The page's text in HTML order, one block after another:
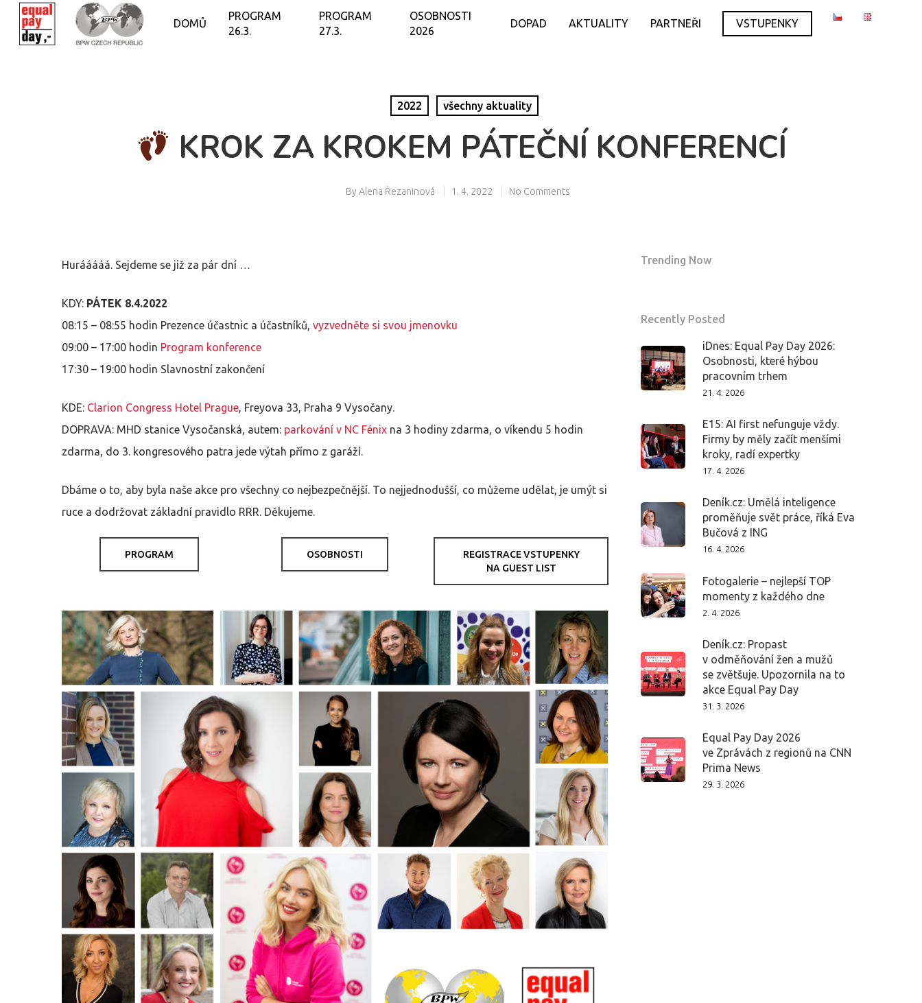
DOMŮ
PROGRAM
26.3.
PROGRAM
27.3.
OSOBNOSTI
2026
DOPAD AKTUALITY PARTNEŘI VSTUPENKY
2022 všechny aktuality
KROK ZA KROKEM PÁTEČNÍ KONFERENCÍ
By Alena Řezaninová 1. 4. 2022 No Comments
Hurááááá. Sejdeme se již za pár dní …
KDY: PÁTEK 8.4.2022
08:15 – 08:55 hodin Prezence účastnic a účastníků, vyzvedněte si svou jmenovku
09:00 – 17:00 hodin Program konference
17:30 – 19:00 hodin Slavnostní zakončení
KDE: Clarion Congress Hotel Prague, Freyova 33, Praha 9 Vysočany.
DOPRAVA: MHD stanice Vysočanská, autem: parkování v NC Fénix na 3 hodiny zdarma, o víkendu 5 hodin
zdarma, do 3. kongresového patra jede výtah přímo z garáží.
Dbáme o to, aby byla naše akce pro všechny co nejbezpečnější. To nejjednodušší, co můžeme udělat, je umýt si
ruce a dodržovat základní pravidlo RRR. Děkujeme.
PROGRAM OSOBNOSTI
REGISTRACE VSTUPENKY
NA GUEST LIST
Trending Now
Recently Posted
iDnes: Equal Pay Day 2026:
Osobnosti, které hýbou
pracovním trhem
21. 4. 2026
E15: AI first nefunguje vždy.
Firmy by měly začít menšími
kroky, radí expertky
17. 4. 2026
Deník.cz: Umělá inteligence
proměňuje svět práce, říká Eva
Bučová z ING
16. 4. 2026
Fotogalerie – nejlepší TOP
momenty z každého dne
2. 4. 2026
Deník.cz: Propast
v odměňování žen a mužů
se zvětšuje. Upozornila na to
akce Equal Pay Day
31. 3. 2026
Equal Pay Day 2026
ve Zprávách z regionů na CNN
Prima News
29. 3. 2026